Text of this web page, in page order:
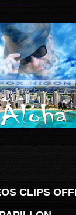
CLIPS